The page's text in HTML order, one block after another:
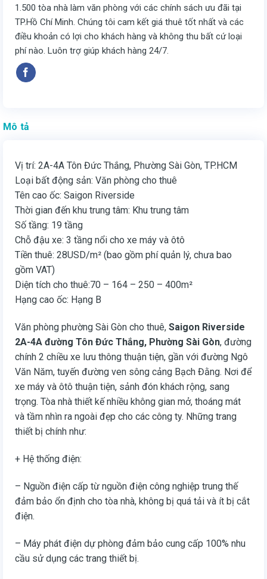
1.500 tòa nhà làm văn phòng với các chính sách ưu đãi tại
TP.Hồ Chí Minh. Chúng tôi cam kết giá thuê tốt nhất và các
điều khoản có lợi cho khách hàng và không thu bất cứ loại
phí nào. Luôn trợ giúp khách hàng 24/7.
Mô tả
Vị trí: 2A-4A Tôn Đức Thắng, Phường Sài Gòn, TP.HCM
Loại bất động sản: Văn phòng cho thuê
Tên cao ốc: Saigon Riverside
Thời gian đến khu trung tâm: Khu trung tâm
Số tầng: 19 tầng
Chỗ đậu xe: 3 tầng nổi cho xe máy và ôtô
Tiền thuê: 28USD/m² (bao gồm phí quản lý, chưa bao
gồm VAT)
Diện tích cho thuê:70 – 164 – 250 – 400m²
Hạng cao ốc: Hạng B
Văn phòng phường Sài Gòn cho thuê, Saigon Riverside
2A-4A đường Tôn Đức Thắng, Phường Sài Gòn, đường
chính 2 chiều xe lưu thông thuận tiện, gần với đường Ngô
Văn Năm, tuyến đường ven sông cảng Bạch Đằng. Nơi để
xe máy và ôtô thuận tiện, sảnh đón khách rộng, sang
trọng. Tòa nhà thiết kế nhiều không gian mở, thoáng mát
và tầm nhìn ra ngoài đẹp cho các công ty. Những trang
thiết bị chính như:
+ Hệ thống điện:
– Nguồn điện cấp từ nguồn điện công nghiệp trung thế
đảm bảo ổn định cho tòa nhà, không bị quá tải và ít bị cắt
điện.
– Máy phát điện dự phòng đảm bảo cung cấp 100% nhu
cầu sử dụng các trang thiết bị.